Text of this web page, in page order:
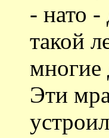
- нато -
такой
многие
Эти